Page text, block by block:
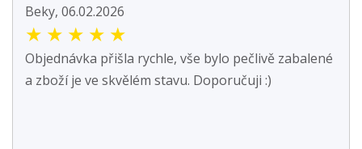
Beky, 06.02.2026
★ ★ ★ ★ ★
Objednávka přišla rychle, vše bylo pečlivě zabalené
a zboží je ve skvělém stavu. Doporučuji :)